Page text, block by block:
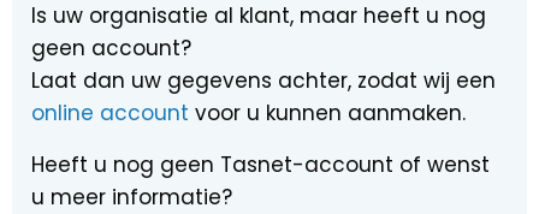
Is uw organisatie al klant, maar heeft u nog
geen account?
Laat dan uw gegevens achter, zodat wij een
online account voor u kunnen aanmaken.
Heeft u nog geen Tasnet-account of wenst
u meer informatie?